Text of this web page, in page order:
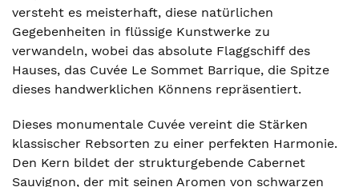
versteht es meisterhaft, diese natürlichen
Gegebenheiten in flüssige Kunstwerke zu
verwandeln, wobei das absolute Flaggschiff des
Hauses, das Cuvée Le Sommet Barrique, die Spitze
dieses handwerklichen Könnens repräsentiert.
Dieses monumentale Cuvée vereint die Stärken
klassischer Rebsorten zu einer perfekten Harmonie.
Den Kern bildet der strukturgebende Cabernet
Sauvignon, der mit seinen Aromen von schwarzen